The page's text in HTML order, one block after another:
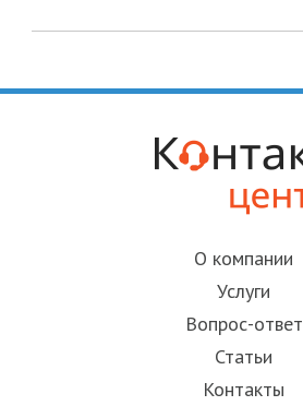
О компании
Услуги
Вопрос-ответ
Статьи
Контакты